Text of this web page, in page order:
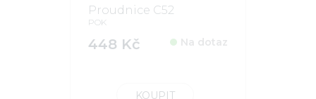
Proudnice C52
POK
448 Kč Na dotaz
KOUPIT